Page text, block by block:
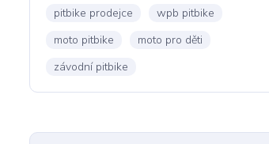
pitbike prodejce
wpb pitbike
moto pitbike
moto pro děti
závodní pitbike